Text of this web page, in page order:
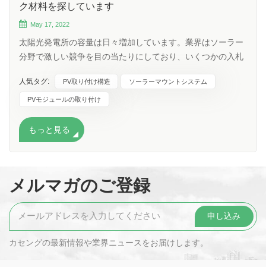
ク材料を探しています
May 17, 2022
太陽光発電所の容量は日々増加しています。業界はソーラー
分野で激しい競争を目の当たりにしており、いくつかの入札
います。ソーラーマウント構造のさまざまな側面とタイプを
理解することが最も重要です。 PV 取り付け構造 は、太陽光
ールは 25 年間使用できるように作られているため、PV モジ
ュールを 25 年間サポートする必要があるため、PV モジュー
溶融亜鉛めっき、アルミニウム、軟鋼 (MS) です。 溶融亜鉛
PVモジュールの取り付け に強力な構造を提供します。ソー
ラーパネルを固定し、しっかりと保持します。高品質の
HDG Q235 は、高い耐荷重性と耐風性を備え、ソーラー パ
ネルの安全性を確保します。当社のソーラーラッキング亜鉛
人気タグ: PV取り付け構造 ソーラーマウントシステム
PVモジュールの取り付け
もっと見る
メルマガのご登録
カセングの最新情報や業界ニュースをお届けします。